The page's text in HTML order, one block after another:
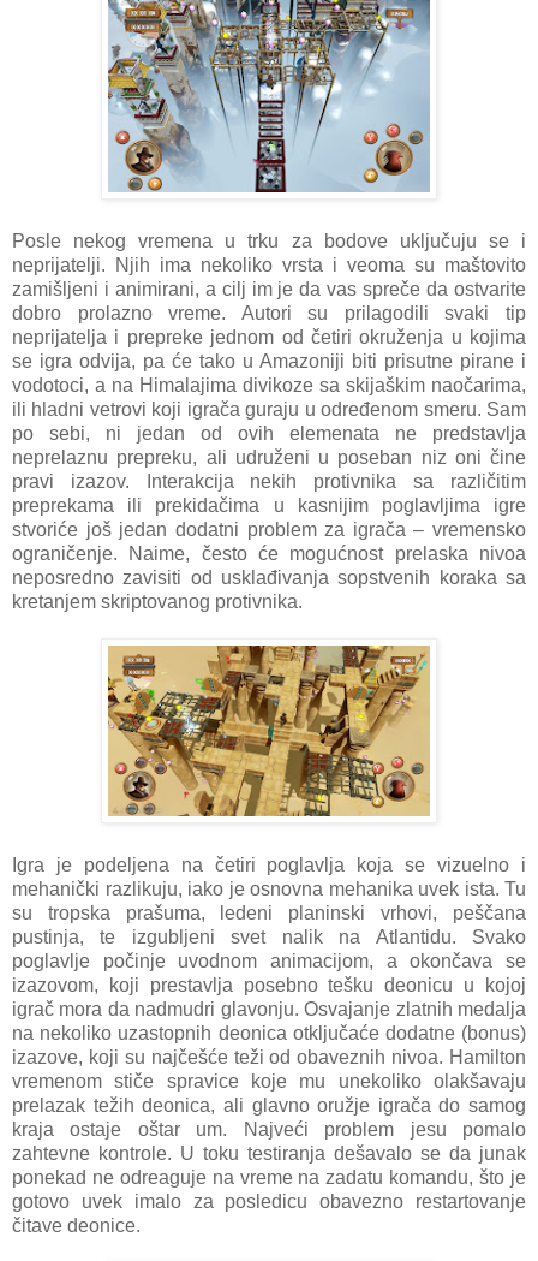
Posle nekog vremena u trku za bodove uključuju se i
neprijatelji. Njih ima nekoliko vrsta i veoma su maštovito
zamišljeni i animirani, a cilj im je da vas spreče da ostvarite
dobro prolazno vreme. Autori su prilagodili svaki tip
neprijatelja i prepreke jednom od četiri okruženja u kojima
se igra odvija, pa će tako u Amazoniji biti prisutne pirane i
vodotoci, a na Himalajima divikoze sa skijaškim naočarima,
ili hladni vetrovi koji igrača guraju u određenom smeru. Sam
po sebi, ni jedan od ovih elemenata ne predstavlja
neprelaznu prepreku, ali udruženi u poseban niz oni čine
pravi izazov. Interakcija nekih protivnika sa različitim
preprekama ili prekidačima u kasnijim poglavljima igre
stvoriće još jedan dodatni problem za igrača – vremensko
ograničenje. Naime, često će mogućnost prelaska nivoa
neposredno zavisiti od usklađivanja sopstvenih koraka sa
kretanjem skriptovanog protivnika.
Igra je podeljena na četiri poglavlja koja se vizuelno i
mehanički razlikuju, iako je osnovna mehanika uvek ista. Tu
su tropska prašuma, ledeni planinski vrhovi, peščana
pustinja, te izgubljeni svet nalik na Atlantidu. Svako
poglavlje počinje uvodnom animacijom, a okončava se
izazovom, koji prestavlja posebno tešku deonicu u kojoj
igrač mora da nadmudri glavonju. Osvajanje zlatnih medalja
na nekoliko uzastopnih deonica otključaće dodatne (bonus)
izazove, koji su najčešće teži od obaveznih nivoa. Hamilton
vremenom stiče spravice koje mu unekoliko olakšavaju
prelazak težih deonica, ali glavno oružje igrača do samog
kraja ostaje oštar um. Najveći problem jesu pomalo
zahtevne kontrole. U toku testiranja dešavalo se da junak
ponekad ne odreaguje na vreme na zadatu komandu, što je
gotovo uvek imalo za posledicu obavezno restartovanje
čitave deonice.